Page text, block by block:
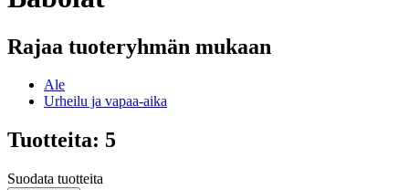
Rajaa tuoteryhmän mukaan
Ale
Urheilu ja vapaa-aika
Tuotteita: 5
Suodata tuotteita